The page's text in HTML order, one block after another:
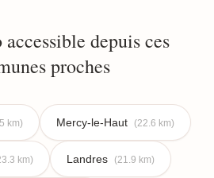
depuis ces
proches
km) Mercy-le-Haut (22.6 km)
km) Landres (21.9 km)